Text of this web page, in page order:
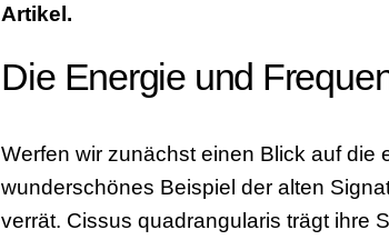
Artikel.
Die Energie und
Werfen wir zunächst einen Blick auf
wunderschönes Beispiel der alten
verrät. Cissus quadrangularis trägt ihre